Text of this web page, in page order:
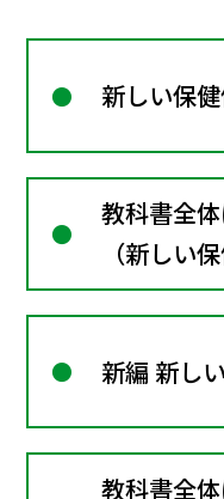
新しい保
教科書全
（新しい
新編 新し
教科書全